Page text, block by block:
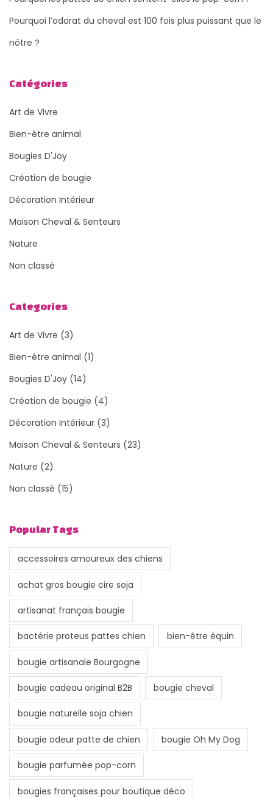
Pourquoi l’odorat du cheval est 100 fois plus puissant que le
nôtre ?
Catégories
Art de Vivre
Bien-être animal
Bougies D'Joy
Création de bougie
Décoration Intérieur
Maison Cheval & Senteurs
Nature
Non classé
Categories
Art de Vivre (3)
Bien-être animal (1)
Bougies D'Joy (14)
Création de bougie (4)
Décoration Intérieur (3)
Maison Cheval & Senteurs (23)
Nature (2)
Non classé (15)
Popular Tags
accessoires amoureux des chiens
achat gros bougie cire soja
artisanat français bougie
bactérie proteus pattes chien bien-être équin
bougie artisanale Bourgogne
bougie cadeau original B2B bougie cheval
bougie naturelle soja chien
bougie odeur patte de chien bougie Oh My Dog
bougie parfumée pop-corn
bougies françaises pour boutique déco